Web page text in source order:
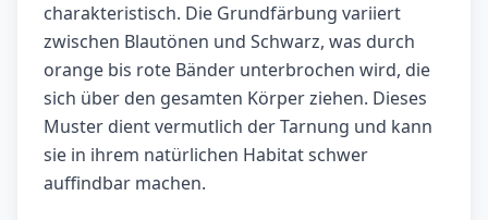
charakteristisch. Die Grundfärbung variiert
zwischen Blautönen und Schwarz, was durch
orange bis rote Bänder unterbrochen wird, die
sich über den gesamten Körper ziehen. Dieses
Muster dient vermutlich der Tarnung und kann
sie in ihrem natürlichen Habitat schwer
auffindbar machen.